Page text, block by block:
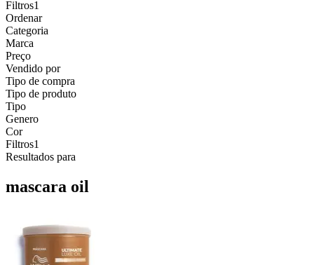
Filtros1
Ordenar
Categoria
Marca
Preço
Vendido por
Tipo de compra
Tipo de produto
Tipo
Genero
Cor
Filtros1
Resultados para
mascara oil